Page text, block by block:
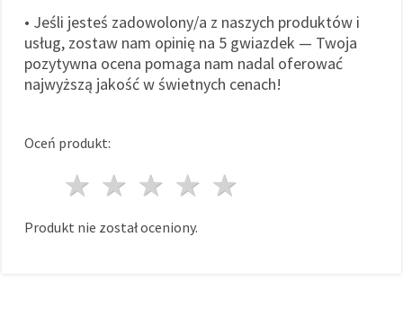
• Jeśli jesteś zadowolony/a z naszych produktów i
usług, zostaw nam opinię na 5 gwiazdek — Twoja
pozytywna ocena pomaga nam nadal oferować
najwyższą jakość w świetnych cenach!
Oceń produkt:
4 gwiazdy
3 gwiazdy
2 gwiazdy
1 gwiazda
Produkt nie został oceniony.